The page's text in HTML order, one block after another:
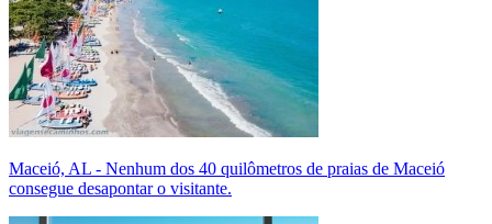
Maceió, AL - Nenhum dos 40 quilômetros de praias de Maceió
consegue desapontar o visitante.